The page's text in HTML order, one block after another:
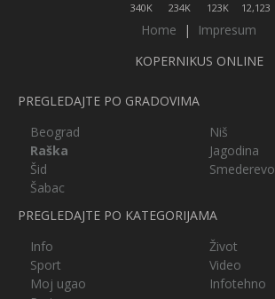
340K 234K 123K 12,123
Home |
Impresum
KOPERNIKUS ONLINE
PREGLEDAJTE PO GRADOVIMA
Beograd
Niš
Raška
Jagodina
Šid
Smederevo
Šabac
PREGLEDAJTE PO KATEGORIJAMA
Info
Život
Sport
Video
Moj ugao
Infotehno